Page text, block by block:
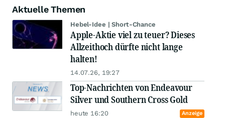
Aktuelle Themen
Hebel-Idee | Short-Chance
Apple-Aktie viel zu teuer? Dieses
Allzeithoch dürfte nicht lange
halten!
14.07.26, 19:27
Top-Nachrichten von Endeavour
Silver und Southern Cross Gold
heute 16:20 Anzeige